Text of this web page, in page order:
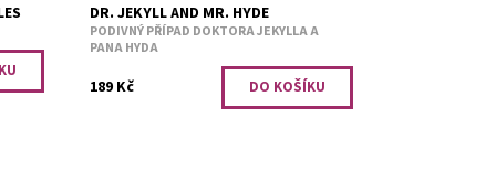
DR. JEKYLL AND MR. HYDE
PODIVNÝ PŘÍPAD DOKTORA JEKYLLA A
PANA HYDA
189 Kč